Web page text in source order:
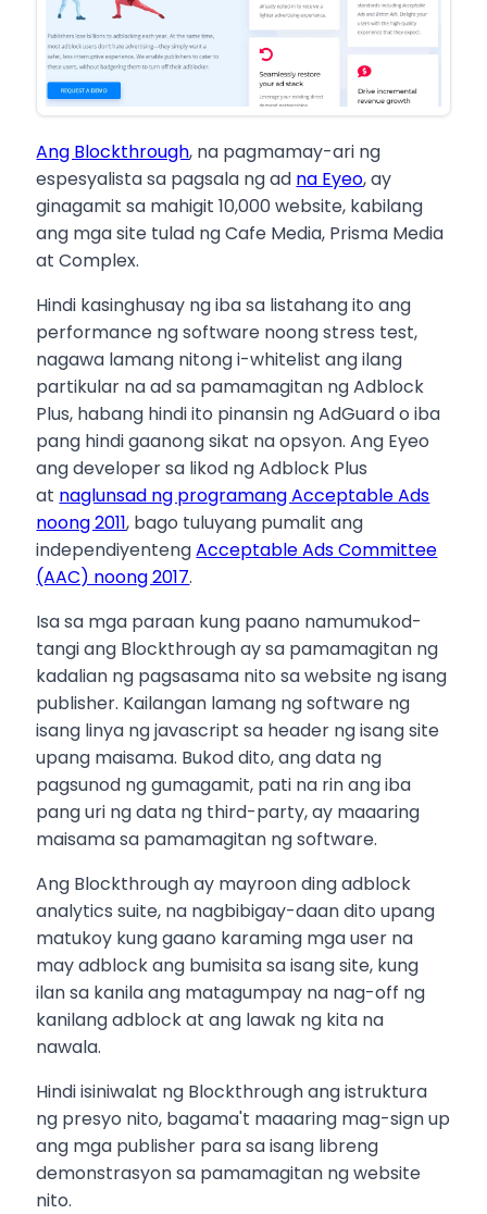
Ang Blockthrough, na pagmamay-ari ng
espesyalista sa pagsala ng ad na Eyeo, ay
ginagamit sa mahigit 10,000 website, kabilang
ang mga site tulad ng Cafe Media, Prisma Media
at Complex.
Hindi kasinghusay ng iba sa listahang ito ang
performance ng software noong stress test,
nagawa lamang nitong i-whitelist ang ilang
partikular na ad sa pamamagitan ng Adblock
Plus, habang hindi ito pinansin ng AdGuard o iba
pang hindi gaanong sikat na opsyon. Ang Eyeo
ang developer sa likod ng Adblock Plus
at naglunsad ng programang Acceptable Ads
noong 2011, bago tuluyang pumalit ang
independiyentengAcceptable Ads Committee
(AAC) noong 2017.
Isa sa mga paraan kung paano namumukod-
tangi ang Blockthrough ay sa pamamagitan ng
kadalian ng pagsasama nito sa website ng isang
publisher. Kailangan lamang ng software ng
isang linya ng javascript sa header ng isang site
upang maisama. Bukod dito, ang data ng
pagsunod ng gumagamit, pati na rin ang iba
pang uri ng data ng third-party, ay maaaring
maisama sa pamamagitan ng software.
Ang Blockthrough ay mayroon ding adblock
analytics suite, na nagbibigay-daan dito upang
matukoy kung gaano karaming mga user na
may adblock ang bumisita sa isang site, kung
ilan sa kanila ang matagumpay na nag-off ng
kanilang adblock at ang lawak ng kita na
nawala.
Hindi isiniwalat ng Blockthrough ang istruktura
ng presyo nito, bagama't maaaring mag-sign up
ang mga publisher para sa isang libreng
demonstrasyon sa pamamagitan ng website
nito.